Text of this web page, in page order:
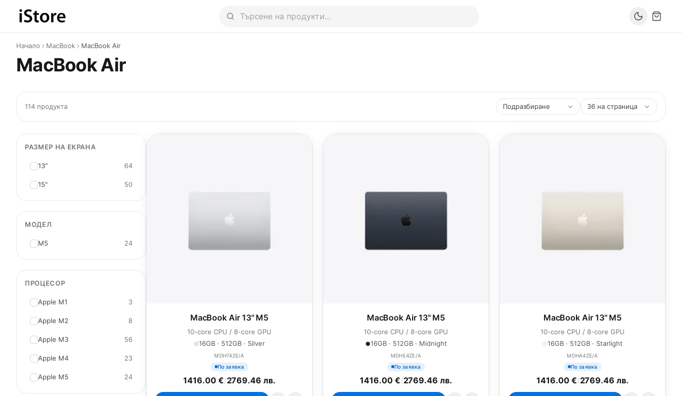
Към съдържанието
Начало MacBook MacBook Air
MacBook Air
114 продукта
РАЗМЕР НА ЕКРАНА
13" 64
15" 50
МОДЕЛ
M5 24
ПРОЦЕСОР
Apple M1 3
Apple M2 8
Apple M3 56
Apple M4 23
Apple M5 24
MacBook Air 13" M5
10-core CPU / 8-core GPU
16GB · 512GB · Silver
MDH74ZE/A
По заявка
1416.00 €/2769.46 лв.
MacBook Air 13" M5
10-core CPU / 8-core GPU
16GB · 512GB · Midnight
MDHE4ZE/A
По заявка
1416.00 €/2769.46 лв.
MacBook Air 13" M5
10-core CPU / 8-core GPU
16GB · 512GB · Starlight
MDHA4ZE/A
По заявка
1416.00 €/2769.46 лв.